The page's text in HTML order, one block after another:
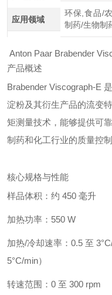
应用领域
环保,食品/
制药/生物制
Anton Paar Brabender
产品概述
Brabender Viscograph-E
淀粉及其衍生产品的流变
矩测量技术，能够提供可
制药和化工行业的质量控制
核心规格与性能
样品体积：约 450 毫升
加热功率：550 W
加热/冷却速率：0.5 至
5°C/min）
转速范围：0 至 300 rpm